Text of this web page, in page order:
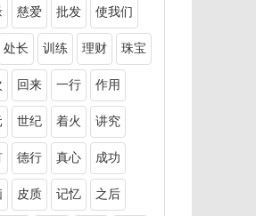
慈爱 批发 使我们
处长 训练 理财 珠宝
回来 一行 作用
世纪 着火 讲究
德行 真心 成功
皮质 记忆 之后